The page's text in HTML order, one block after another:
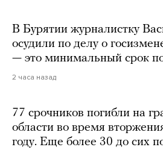
В Бурятии журналистку
осудили по делу о
— это минимальный срок по
2 часа назад
77 срочников погибли на
области во время
году. Еще более 30 до сих